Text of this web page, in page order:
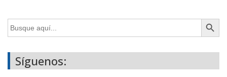
Buscar: Botón de
Síguenos: